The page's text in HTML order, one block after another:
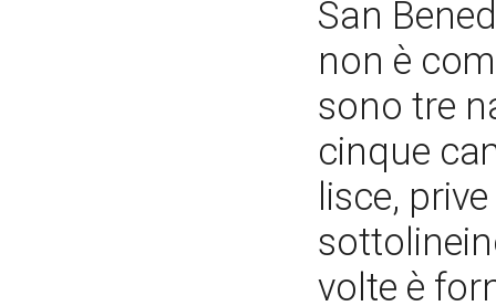
San
non è
sono tre
cinque
lisce,
volte è